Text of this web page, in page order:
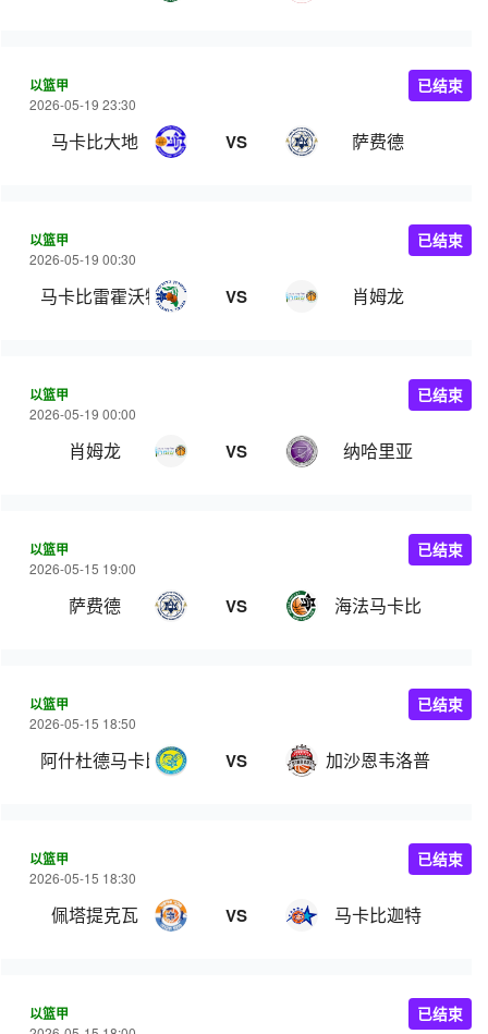
以篮甲
2026-05-19 23:30
马卡比大地 VS 萨费德
已结束
以篮甲
2026-05-19 00:30
马卡比雷霍沃特 VS 肖姆龙
已结束
以篮甲
2026-05-19 00:00
肖姆龙 VS 纳哈里亚
已结束
以篮甲
2026-05-15 19:00
萨费德 VS 海法马卡比
已结束
以篮甲
2026-05-15 18:50
阿什杜德马卡比 VS 加沙恩韦洛普
已结束
以篮甲
2026-05-15 18:30
佩塔提克瓦 VS 马卡比迦特
已结束
以篮甲 已结束